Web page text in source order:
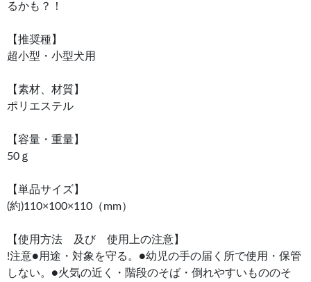
るかも？！
【推奨種】
超小型・小型犬用
【素材、材質】
ポリエステル
【容量・重量】
50ｇ
【単品サイズ】
(約)110×100×110（mm）
【使用方法 及び 使用上の注意】
!注意●用途・対象を守る。●幼児の手の届く所で使用・保管
しない。●火気の近く・階段のそば・倒れやすいもののそ